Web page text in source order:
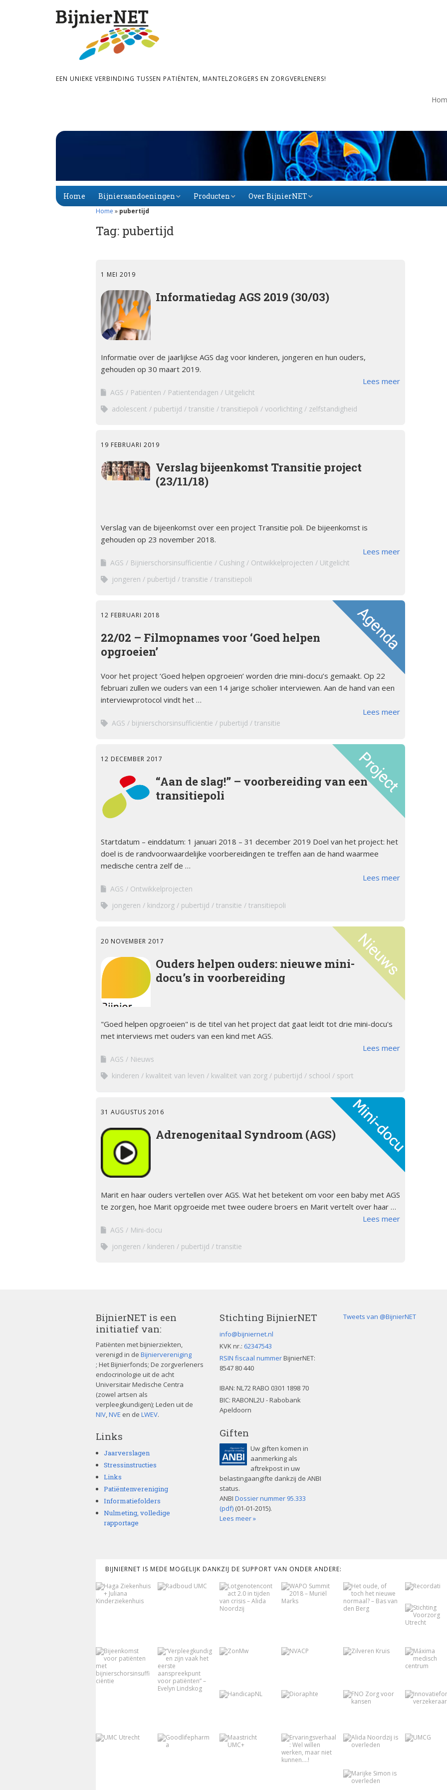
EEN UNIEKE VERBINDING TUSSEN PATIËNTEN, MANTELZORGERS EN ZORGVERLENERS!
Home Bijnieraandoeningen
ciën­­tie
Steroïd geïnduceerde
bijnier
Adrenogenitaal
Primair
hyperaldosteronisme
Feochromocytoom
Bijnierschorscarcinoom
Producten
Blog
Factsheets Arbeid en
ziek zijn
Infografics
Mini-docu’s
bijniercrisis
Over BijnierNET
Fondsen en sponsoren
Home » pubertijd
Tag: pubertijd
1 MEI 2019
Informatiedag AGS 2019 (30/03)
Informatie over de jaarlijkse AGS dag voor kinderen, jongeren en hun ouders,
gehouden op 30 maart 2019.
Lees meer
AGS Patiënten Patientendagen
Uitgelicht
adolescent
pubertijd transitie transitiepoli voorlichting zelfstandigheid
19 FEBRUARI 2019
Verslag bijeenkomst Transitie project
(23/11/18)
Verslag van de bijeenkomst over een project Transitie poli. De bijeenkomst is
gehouden op 23 november 2018.
Lees meer
AGS Bijnierschorsinsufficientie Cushing Ontwikkelprojecten
Uitgelicht
jongeren
pubertijd transitie transitiepoli
12 FEBRUARI 2018
22/02 – Filmopnames voor ‘Goed helpen
opgroeien’
Voor het project ‘Goed helpen opgroeien’ worden drie mini-docu’s gemaakt. Op 22
februari zullen we ouders van een 14 jarige scholier interviewen. Aan de hand van een
interviewprotocol vindt het …
Lees meer
AGS bijnierschorsinsufficiëntie pubertijd transitie
12 DECEMBER 2017
“Aan de slag!” – voorbereiding van een
transitiepoli
Startdatum – einddatum: 1 januari 2018 – 31 december 2019 Doel van het project: het
doel is de randvoorwaardelijke voorbereidingen te treffen aan de hand waarmee
medische centra zelf de …
Lees meer
AGS
Ontwikkelprojecten
jongeren
kindzorg pubertijd transitie transitiepoli
20 NOVEMBER 2017
Ouders helpen ouders: nieuwe mini-
docu’s in voorbereiding
"Goed helpen opgroeien" is de titel van het project dat gaat leidt tot drie mini-docu's
met interviews met ouders van een kind met AGS.
Lees meer
AGS
Nieuws
kinderen
kwaliteit van leven kwaliteit van zorg pubertijd school sport
31 AUGUSTUS 2016
Adrenogenitaal Syndroom (AGS)
Marit en haar ouders vertellen over AGS. Wat het betekent om voor een baby met AGS
te zorgen, hoe Marit opgroeide met twee oudere broers en Marit vertelt over haar …
Lees meer
AGS
Mini-docu
jongeren
kinderen pubertijd transitie
BijnierNET is een
initiatief van:
Patiënten met bijnierziekten,
verenigd in de Bijniervereniging
; Het Bijnierfonds; De zorgverleners
endocrinologie uit de acht
Universitair Medische Centra
(zowel artsen als
verpleegkundigen); Leden uit de
NIV,NVE en de LWEV.
Links
Jaarverslagen
Stressinstructies
Links
Patiëntenvereniging
Informatiefolders
Nulmeting, volledige
rapportage
Stichting BijnierNET
info@bijniernet.nl
KVK nr.: 62347543
RSIN fiscaal nummerBijnierNET:
8547 80 440
IBAN: NL72 RABO 0301 1898 70
BIC: RABONL2U - Rabobank
Apeldoorn
Giften
Uw giften komen in
aanmerking als
aftrekpost in uw
belastingaangifte dankzij de ANBI
status.
ANBI Dossier nummer 95.333
(pdf) (01-01-2015).
Lees meer »
Tweets van @BijnierNET
BIJNIERNET IS MEDE MOGELIJK DANKZIJ DE SUPPORT VAN ONDER ANDERE: